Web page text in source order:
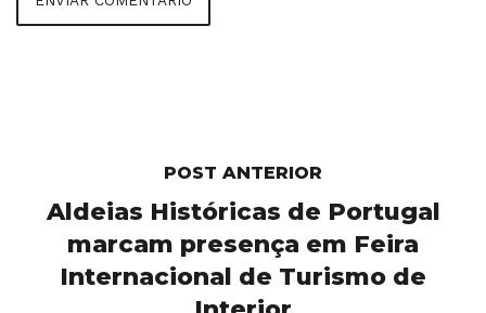
POST ANTERIOR
Aldeias Históricas de Portugal
marcam presença em Feira
Internacional de Turismo de